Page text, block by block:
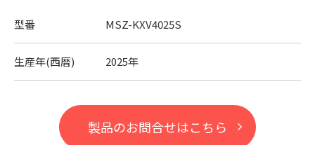
型番 MSZ-KXV4025S
生産年(西暦) 2025年
製品のお問合せはこちら